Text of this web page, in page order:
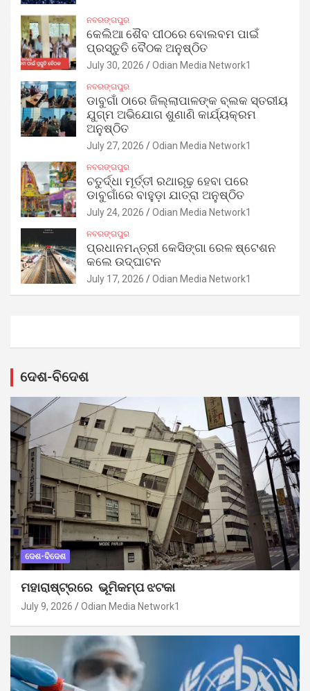
ନବରଙ୍ଗପୁର
କେଲିଆ ଶୈବ ପୀଠରେ ବୋଲବମ ପାଇଁ
ପ୍ରସ୍ତୁତି ବୈଠକ ଅନୁଷ୍ଠିତ
July 30, 2026 Odian Media Network1
ନବରଙ୍ଗପୁର
ଡାବୁଗାଁ ଠାରେ ଜିଲ୍ଲାପାଳଙ୍କ ବ୍ଲକ ସ୍ତରୀୟ
ଯୁଗ୍ମ ଅଭିଯୋଗ ଶୁଣାଣି କାର୍ଯ୍ୟକ୍ରମ
ଅନୁଷ୍ଠିତ
July 27, 2026 Odian Media Network1
ନବରଙ୍ଗପୁର
ଚତୁର୍ଦ୍ଧା ମୂର୍ତ୍ତୀ ରଥାରୂଢ଼ ହେବା ପରେ
ଡାବୁଗାଁରେ ବାହୁଡ଼ା ଯାତ୍ରା ଅନୁଷ୍ଠିତ
July 24, 2026 Odian Media Network1
ନବରଙ୍ଗପୁର
ପ୍ରଧାନମନ୍ତ୍ରୀ କେସିଙ୍ଗା ରେଳ ଷ୍ଟେଶନ
କଲେ ଉଦ୍‌ଘାଟନ
July 17, 2026 Odian Media Network1
ଦେଶ-ବିଦେଶ
ଦେଶ-ବିଦେଶ
ମହାରାଷ୍ଟ୍ରରେ ଭୂମିକମ୍ପ ଝଟକା
July 9, 2026 Odian Media Network1